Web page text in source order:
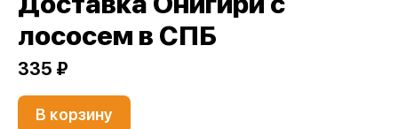
лососем в СПБ
335 ₽
В корзину